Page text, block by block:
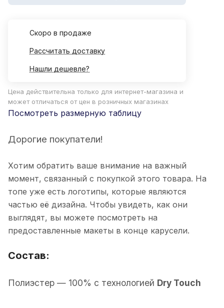
Cкоро в продаже
Рассчитать доставку
Нашли дешевле?
Цена действительна только для интернет-магазина и
может отличаться от цен в розничных магазинах
Посмотреть размерную таблицу
Дорогие покупатели!
Хотим обратить ваше внимание на важный
момент, связанный с покупкой этого товара. На
топе уже есть логотипы, которые являются
частью её дизайна. Чтобы увидеть, как они
выглядят, вы можете посмотреть на
предоставленные макеты в конце карусели.
Состав:
Полиэстер — 100% с технологией Dry Touch